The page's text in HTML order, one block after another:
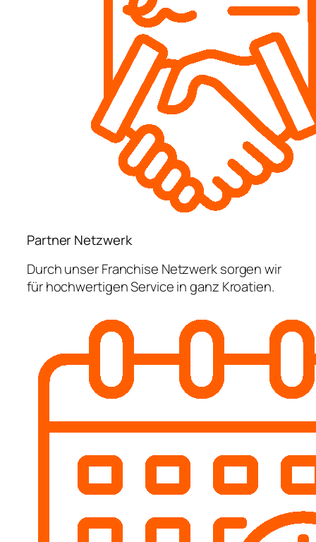
Partner Netzwerk
Durch unser Franchise Netzwerk sorgen wir
für hochwertigen Service in ganz Kroatien.